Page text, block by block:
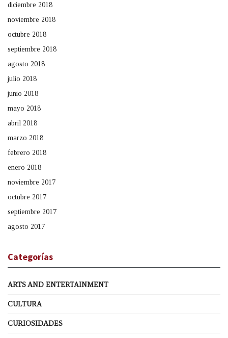
diciembre 2018
noviembre 2018
octubre 2018
septiembre 2018
agosto 2018
julio 2018
junio 2018
mayo 2018
abril 2018
marzo 2018
febrero 2018
enero 2018
noviembre 2017
octubre 2017
septiembre 2017
agosto 2017
Categorías
ARTS AND ENTERTAINMENT
CULTURA
CURIOSIDADES